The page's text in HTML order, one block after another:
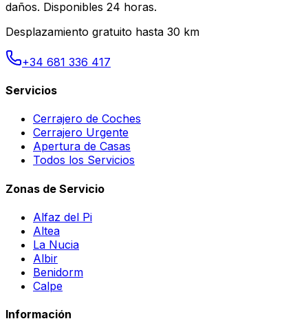
daños. Disponibles 24 horas.
Desplazamiento gratuito hasta 30 km
+34 681 336 417
Servicios
Cerrajero de Coches
Cerrajero Urgente
Apertura de Casas
Todos los Servicios
Zonas de Servicio
Alfaz del Pi
Altea
La Nucia
Albir
Benidorm
Calpe
Información